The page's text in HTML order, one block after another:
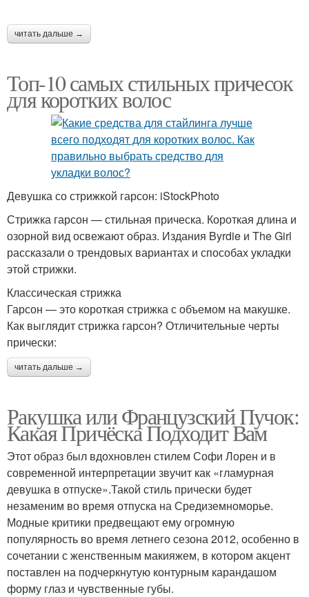
читать дальше →
Топ-10 самых стильных причесок
для коротких волос
Девушка со стрижкой гарсон: iStockPhoto
Стрижка гарсон — стильная прическа. Короткая длина и
озорной вид освежают образ. Издания Byrdie и The Girl
рассказали о трендовых вариантах и способах укладки
этой стрижки.
Классическая стрижка
Гарсон — это короткая стрижка с объемом на макушке.
Как выглядит стрижка гарсон? Отличительные черты
прически:
читать дальше →
Ракушка или Французский Пучок:
Какая Причёска Подходит Вам
Этот образ был вдохновлен стилем Софи Лорен и в
современной интерпретации звучит как «гламурная
девушка в отпуске».Такой стиль прически будет
незаменим во время отпуска на Средиземноморье.
Модные критики предвещают ему огромную
популярность во время летнего сезона 2012, особенно в
сочетании с женственным макияжем, в котором акцент
поставлен на подчеркнутую контурным карандашом
форму глаз и чувственные губы.